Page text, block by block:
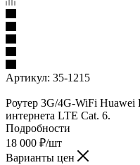
Артикул: 35-1215
Роутер 3G/4G-WiFi Huawei
интернета LTE Cat. 6.
Подробности
18 000 ₽/шт
Варианты цен